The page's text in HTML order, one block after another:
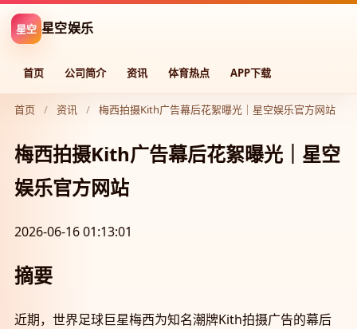
星空 星空娱乐
首页 公司简介 资讯 体育热点 APP下载
首页 / 资讯 / 梅西拍摄Kith广告幕后花絮曝光｜星空娱乐官方网站
梅西拍摄Kith广告幕后花絮曝光｜星空
娱乐官方网站
2026-06-16 01:13:01
摘要
近期，世界足球巨星梅西为知名潮牌Kith拍摄广告的幕后